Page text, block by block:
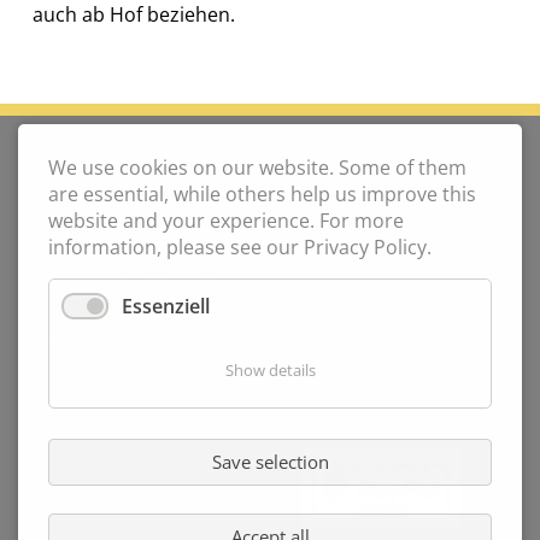
auch ab Hof beziehen.
Weinhof Kaiser
Am Ring 4
3131 Wetzmannsthal
Phone:+43 2782 858 19
Mobile:+43 664 734 98 804
Payment and delivery
My order
We use cookies on our website. Some of them
are essential, while others help us improve this
website and your experience. For more
information, please see our Privacy Policy.
Essenziell
Show details
Save selection